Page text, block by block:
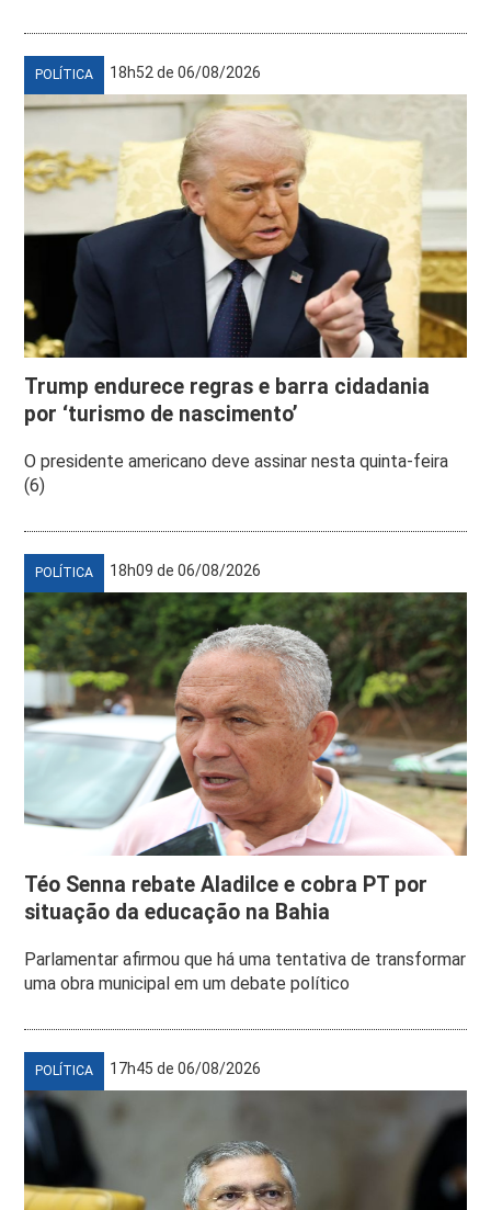
POLÍTICA 18h52 de 06/08/2026
Trump endurece regras e barra cidadania
por ‘turismo de nascimento’
O presidente americano deve assinar nesta quinta-feira
(6)
POLÍTICA 18h09 de 06/08/2026
Téo Senna rebate Aladilce e cobra PT por
situação da educação na Bahia
Parlamentar afirmou que há uma tentativa de transformar
uma obra municipal em um debate político
POLÍTICA 17h45 de 06/08/2026